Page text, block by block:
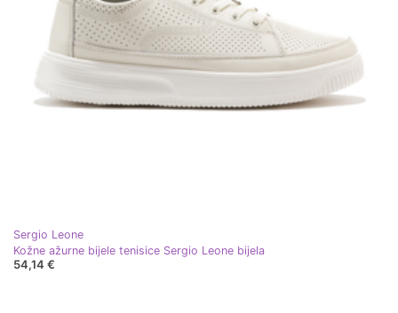
Sergio Leone
Kožne ažurne bijele tenisice Sergio Leone bijela
54,14 €